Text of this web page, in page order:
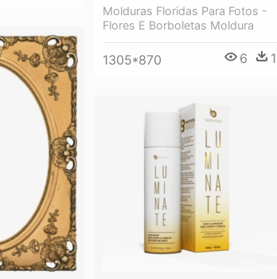
Molduras Floridas Para Fotos -
Flores E Borboletas Moldura
1305*870 6 1